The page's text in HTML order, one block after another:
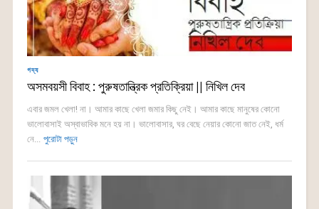
গদ্য
অসমবয়সী বিবাহ : পুরুষতান্ত্রিক প্রতিক্রিয়া || নিখিল দেব
এবার জমল খেলা! না। আমার কাছে খেলা জমার কিছু নেই। আমার কাছে মানুষের কোনো
ভালোবাসাই অস্বাভাবিক মনে হয় না। ভালোবাসার, ঘর বেছে নেয়ার কোনো জাত নেই, ধর্ম
নে... পুরোটা পড়ুন